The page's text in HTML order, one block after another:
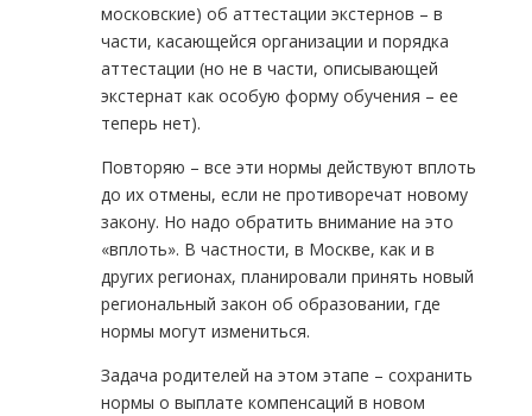
московские) об аттестации экстернов – в
части, касающейся организации и порядка
аттестации (но не в части, описывающей
экстернат как особую форму обучения – ее
теперь нет).
Повторяю – все эти нормы действуют вплоть
до их отмены, если не противоречат новому
закону. Но надо обратить внимание на это
«вплоть». В частности, в Москве, как и в
других регионах, планировали принять новый
региональный закон об образовании, где
нормы могут измениться.
Задача родителей на этом этапе – сохранить
нормы о выплате компенсаций в новом